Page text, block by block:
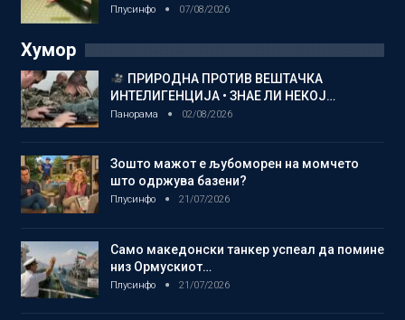
Плусинфо 07/08/2026
Хумор
ПРИРОДНА ПРОТИВ ВЕШТАЧКА
ИНТЕЛИГЕНЦИЈА • ЗНАЕ ЛИ НЕКОЈ…
Панорама 02/08/2026
Зошто мажот е љубоморен на момчето
што одржува базени?
Плусинфо 21/07/2026
Само македонски танкер успеал да помине
низ Ормускиот…
Плусинфо 21/07/2026